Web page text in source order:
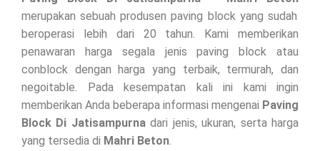
merupakan sebuah produsen paving block yang sudah
beroperasi lebih dari 20 tahun. Kami memberikan
penawaran harga segala jenis paving block atau
conblock dengan harga yang terbaik, termurah, dan
negoitable. Pada kesempatan kali ini kami ingin
memberikan Anda beberapa informasi mengenai Paving
Block Di Jatisampurna dari jenis, ukuran, serta harga
yang tersedia di Mahri Beton.